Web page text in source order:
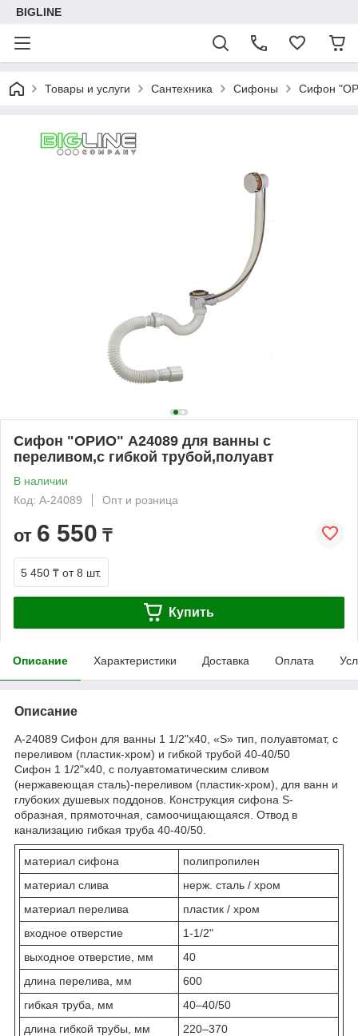
BIGLINE
Товары и услуги Сантехника Сифоны Сифон
Сифон "ОРИО" А24089 для ванны с
переливом,с гибкой трубой,полуавт
В наличии
Код: А-24089
Опт и розница
от 6 550 ₸
5 450 ₸ от 8 шт.
Купить
Описание Характеристики Доставка Оплата
Описание
А-24089 Сифон для ванны 1 1/2"х40, «S» тип, полуавтомат, с
переливом (пластик-хром) и гибкой трубой 40-40/50
Сифон 1 1/2"х40, с полуавтоматическим сливом
(нержавеющая сталь)-переливом (пластик-хром), для ванн и
глубоких душевых поддонов. Конструкция сифона S-
образная, прямоточная, самоочищающаяся. Отвод в
канализацию гибкая труба 40-40/50.
материал сифона
полипропилен
материал слива
нерж. сталь / хром
материал перелива
пластик / хром
входное отверстие
1-1/2"
выходное отверстие, мм
40
длина перелива, мм
600
гибкая труба, мм
40–40/50
длина гибкой трубы, мм
220–370